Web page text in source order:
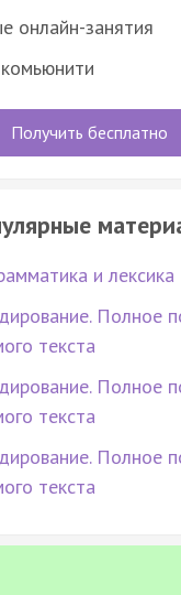
онлайн-занятия
Получить бесплатно
и лексика
Полное
текста
Полное
текста
Полное
текста